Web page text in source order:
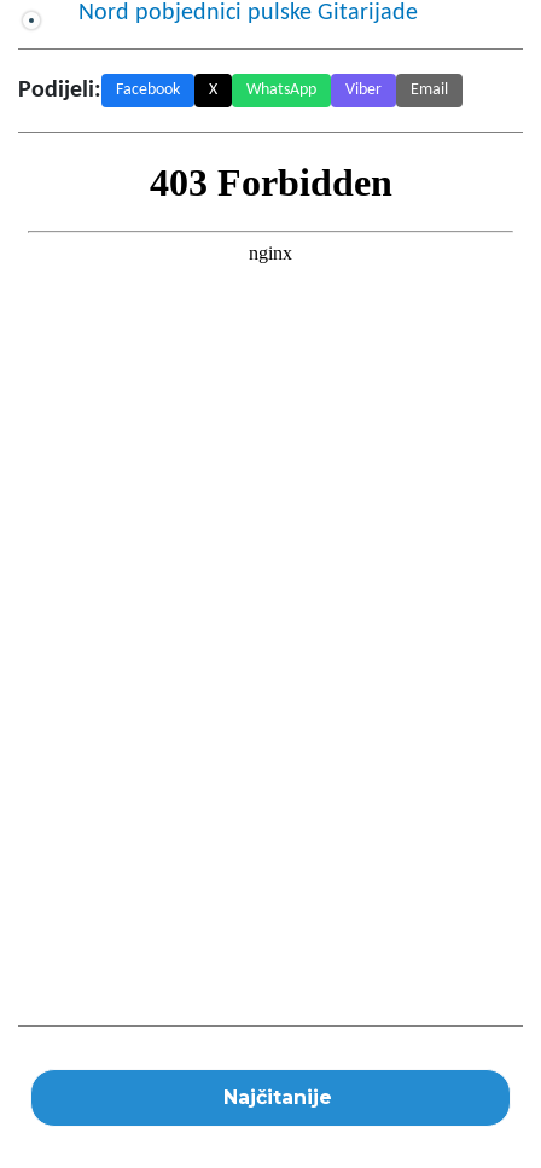
Nord pobjednici pulske Gitarijade
Podijeli: Facebook X WhatsApp Viber Email
Najčitanije